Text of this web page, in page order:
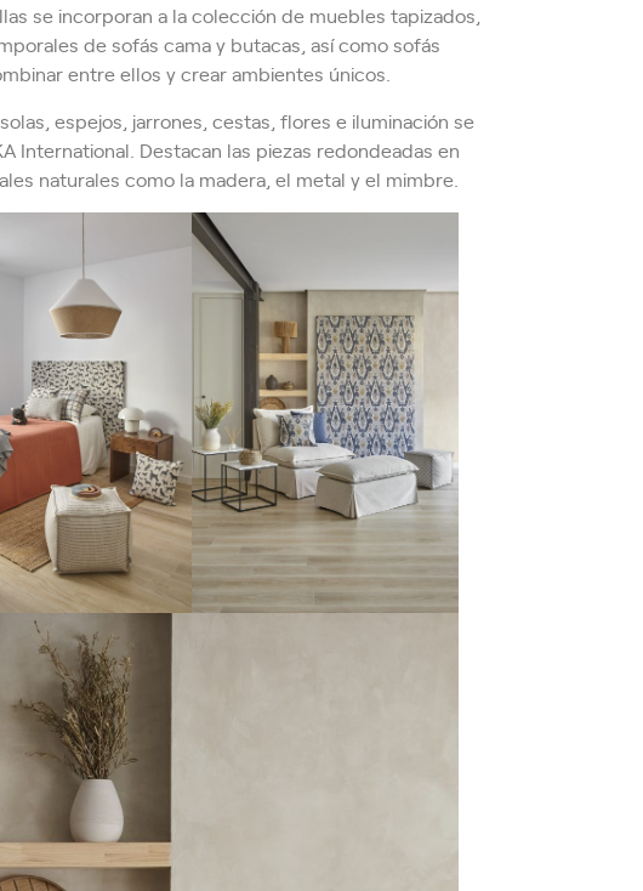
se incorporan a la colección de muebles tapizados,
de sofás cama y butacas, así como sofás
entre ellos y crear ambientes únicos.
espejos, jarrones, cestas, flores e iluminación se
International. Destacan las piezas redondeadas en
naturales como la madera, el metal y el mimbre.